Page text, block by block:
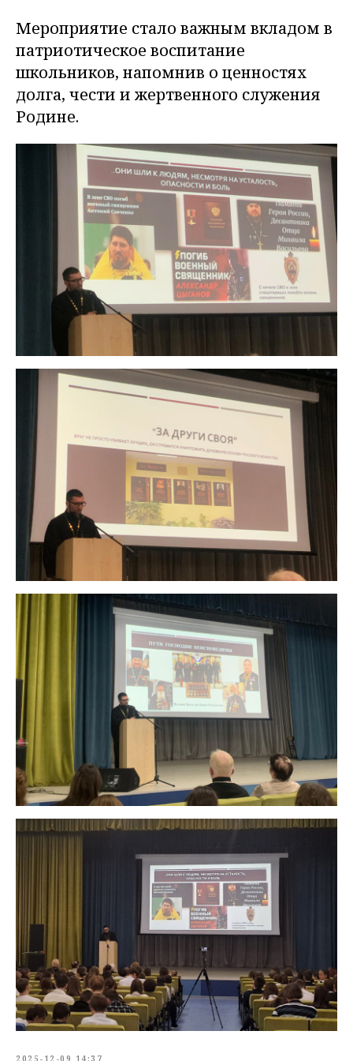
Мероприятие стало важным вкладом в
патриотическое воспитание
школьников, напомнив о ценностях
долга, чести и жертвенного служения
Родине.